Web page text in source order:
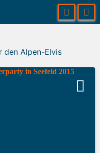
den Alpen-Elvis